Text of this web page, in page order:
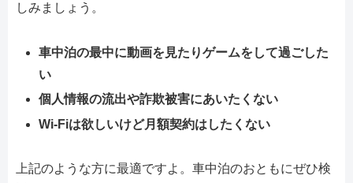
しみましょう。
車中泊の最中に動画を見たりゲームをして過ごした
い
個人情報の流出や詐欺被害にあいたくない
Wi-Fiは欲しいけど月額契約はしたくない
上記のような方に最適ですよ。車中泊のおともにぜひ検